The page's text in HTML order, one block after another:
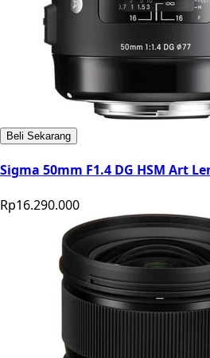
Beli Sekarang
Sigma 50mm F1.4 DG HSM Art
Rp16.290.000